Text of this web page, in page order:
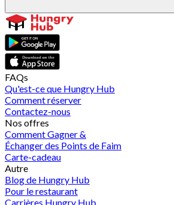
FAQs
Qu'est-ce que Hungry Hub
Comment réserver
Contactez-nous
Nos offres
Comment Gagner &
Échanger des Points de Faim
Carte-cadeau
Autre
Blog de Hungry Hub
Pour le restaurant
Carrières Hungry Hub